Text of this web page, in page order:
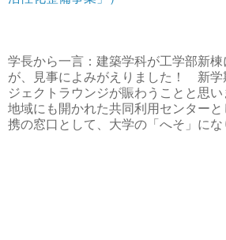
学長から一言：建築学科が工学部新
が、見事によみがえりました！ 新学
ジェクトラウンジが賑わうことと思
地域にも開かれた共同利用センター
携の窓口として、大学の「へそ」にな